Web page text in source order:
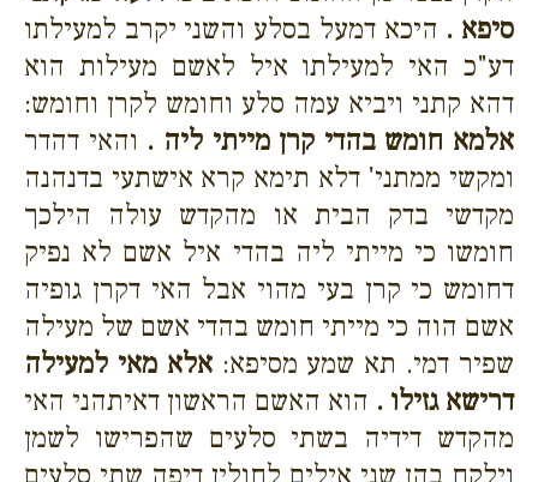
סיפא . היכא דמעל בסלע והשני יקרב למעילתו
דע"כ האי למעילתו איל לאשם מעילות הוא
דהא קתני ויביא עמה סלע וחומש לקרן וחומש:
אלמא חומש בהדי קרן מייתי ליה . והאי דהדר
ומקשי ממתני' דלא תימא קרא אישתעי בדנהנה
מקדשי בדק הבית או מהקדש עולה הילכך
חומשו כי מייתי ליה בהדי איל אשם לא נפיק
דחומש כי קרן בעי מהוי אבל האי דקרן גופיה
אשם הוה כי מייתי חומש בהדי אשם של מעילה
שפיר דמי. תא שמע מסיפא:אלא מאי למעילה
דרישא גזילו . הוא האשם הראשון דאיתהני האי
מהקדש דידיה בשתי סלעים שהפרישו לשמן